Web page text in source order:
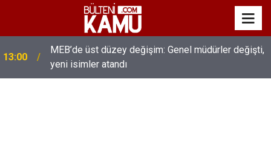
13:00
MEB’de üst düzey değişim: Genel müdürler değişti,
yeni isimler atandı